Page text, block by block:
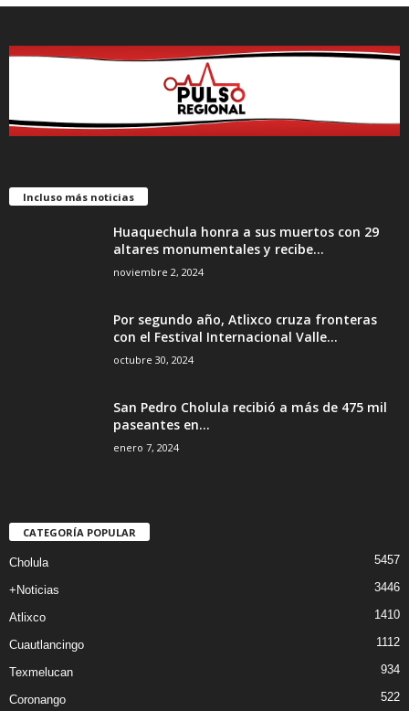
Incluso más noticias
Huaquechula honra a sus muertos con 29
altares monumentales y recibe...
noviembre 2, 2024
Por segundo año, Atlixco cruza fronteras
con el Festival Internacional Valle...
octubre 30, 2024
San Pedro Cholula recibió a más de 475 mil
paseantes en...
enero 7, 2024
CATEGORÍA POPULAR
Cholula 5457
+Noticias 3446
Atlixco 1410
Cuautlancingo 1112
Texmelucan 934
Coronango 522